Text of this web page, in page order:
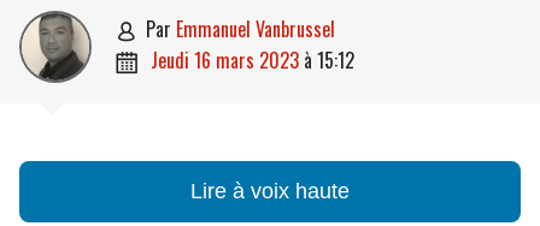
 par Emmanuel Vanbrussel
 jeudi 16 mars 2023 à 15:12
Lire à voix haute